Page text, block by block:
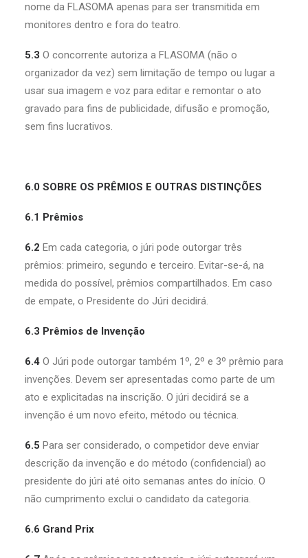
nome da FLASOMA apenas para ser transmitida em
monitores dentro e fora do teatro.
5.3 O concorrente autoriza a FLASOMA (não o
organizador da vez) sem limitação de tempo ou lugar a
usar sua imagem e voz para editar e remontar o ato
gravado para fins de publicidade, difusão e promoção,
sem fins lucrativos.
6.0 SOBRE OS PRÊMIOS E OUTRAS DISTINÇÕES
6.1 Prêmios
6.2 Em cada categoria, o júri pode outorgar três
prêmios: primeiro, segundo e terceiro. Evitar-se-á, na
medida do possível, prêmios compartilhados. Em caso
de empate, o Presidente do Júri decidirá.
6.3 Prêmios de Invenção
6.4 O Júri pode outorgar também 1º, 2º e 3º prêmio para
invenções. Devem ser apresentadas como parte de um
ato e explicitadas na inscrição. O júri decidirá se a
invenção é um novo efeito, método ou técnica.
6.5 Para ser considerado, o competidor deve enviar
descrição da invenção e do método (confidencial) ao
presidente do júri até oito semanas antes do início. O
não cumprimento exclui o candidato da categoria.
6.6 Grand Prix